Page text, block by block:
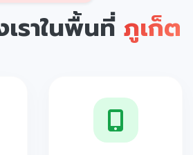
ราในพื้นที่ ภูเก็ต